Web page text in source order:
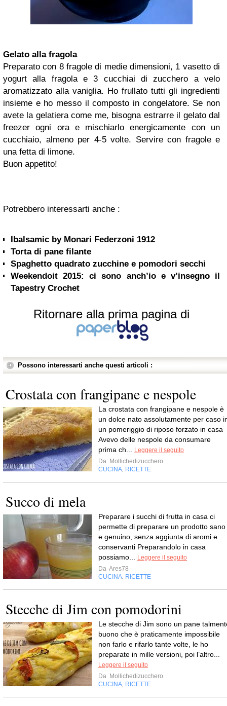
Gelato alla fragola
Preparato con 8 fragole di medie dimensioni, 1 vasetto di
yogurt alla fragola e 3 cucchiai di zucchero a velo
aromatizzato alla vaniglia. Ho frullato tutti gli ingredienti
insieme e ho messo il composto in congelatore. Se non
avete la gelatiera come me, bisogna estrarre il gelato dal
freezer ogni ora e mischiarlo energicamente con un
cucchiaio, almeno per 4-5 volte. Servire con fragole e
una fetta di limone.
Buon appetito!
Potrebbero interessarti anche :
Ibalsamic by Monari Federzoni 1912
Torta di pane filante
Spaghetto quadrato zucchine e pomodori secchi
Weekendoit 2015: ci sono anch’io e v’insegno il
Tapestry Crochet
Ritornare alla prima pagina di
Possono interessarti anche questi articoli :
Crostata con frangipane e nespole
La crostata con frangipane e nespole è
un dolce nato assolutamente per caso
un pomeriggio di riposo forzato in casa
Avevo delle nespole da consumare
prima ch...
Leggere il seguito
Da Mollichedizucchero
CUCINA RICETTE
Succo di mela
Preparare i succhi di frutta in casa ci
permette di preparare un prodotto sano
e genuino, senza aggiunta di aromi e
conservanti Preparandolo in casa
possiamo...
Leggere il seguito
Da Ares78
CUCINA RICETTE
Stecche di Jim con pomodorini
Le stecche di Jim sono un pane
buono che è praticamente impossibile
non farlo e rifarlo tante volte, le ho
preparate in mille versioni, poi l’altro...
Leggere il seguito
Da Mollichedizucchero
CUCINA RICETTE